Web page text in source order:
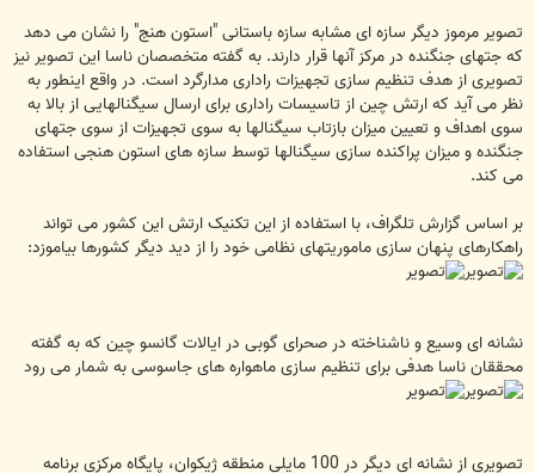
تصویر مرموز دیگر سازه ای مشابه سازه باستانی "استون هنج" را نشان می دهد
که جتهای جنگنده در مرکز آنها قرار دارند. به گفته متخصصان ناسا این تصویر نیز
تصویری از هدف تنظیم سازی تجهیزات راداری مدارگرد است. در واقع اینطور به
نظر می آید که ارتش چین از تاسیسات راداری برای ارسال سیگنالهایی از بالا به
سوی اهداف و تعیین میزان بازتاب سیگنالها به سوی تجهیزات از سوی جتهای
جنگنده و میزان پراکنده سازی سیگنالها توسط سازه های استون هنجی استفاده
می کند.
بر اساس گزارش تلگراف، با استفاده از این تکنیک ارتش این کشور می تواند
راهکارهای پنهان سازی ماموریتهای نظامی خود را از دید دیگر کشورها بیاموزد:
نشانه ای وسیع و ناشناخته در صحرای گوبی در ایالات گانسو چین که به گفته
محققان ناسا هدفی برای تنظیم سازی ماهواره های جاسوسی به شمار می رود
تصویری از نشانه ای دیگر در 100 مایلی منطقه ژیکوان، پایگاه مرکزی برنامه